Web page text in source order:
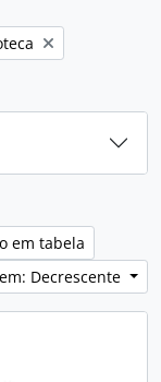
filtro:
em tabela
Decrescente